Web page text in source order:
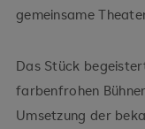
gemeinsame
Das Stück
farbenfrohen
Umsetzung der